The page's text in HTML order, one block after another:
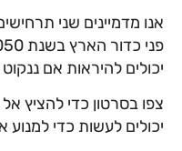
אנו מדמיינים שני
יכולים להיראות אם
צפו בסרטון כדי להציץ
יכולים לעשות כדי למנוע